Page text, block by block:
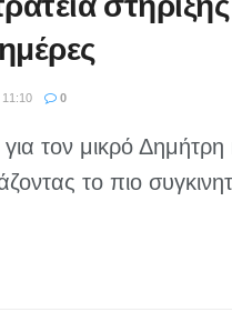
0
τον μικρό
το πιο